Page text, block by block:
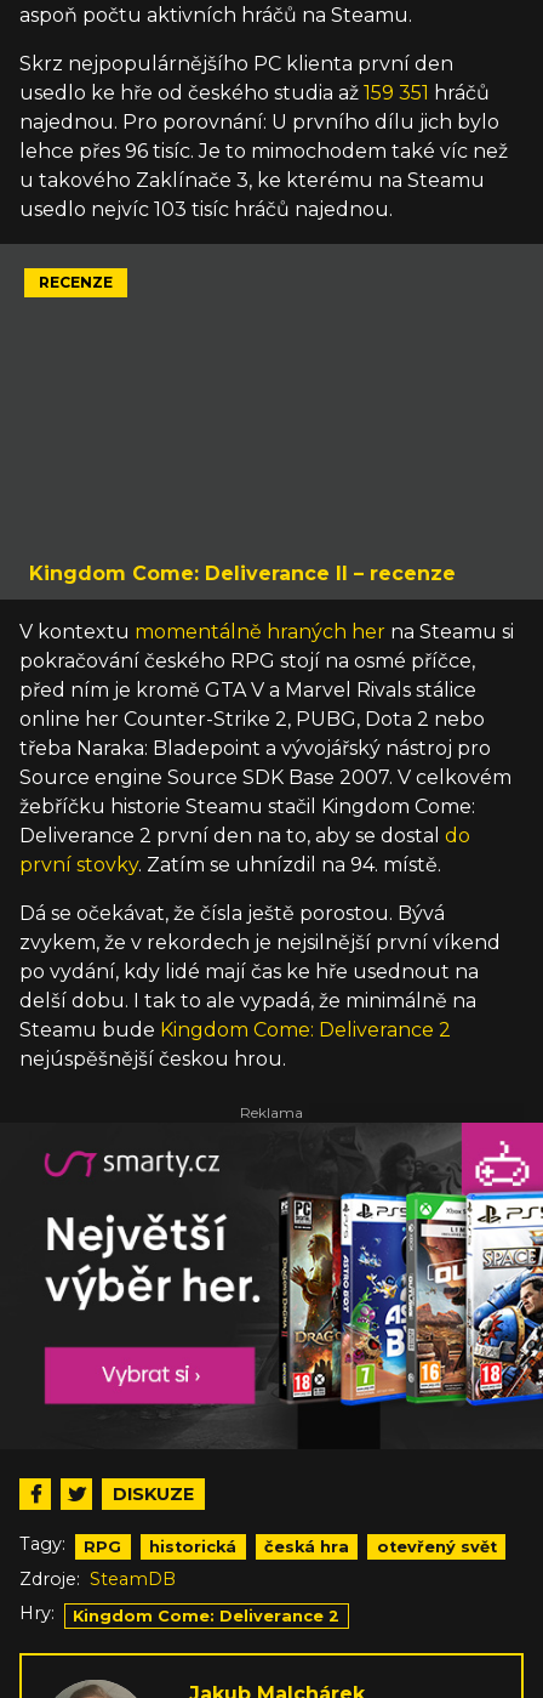
aspoň počtu aktivních hráčů na Steamu.
Skrz nejpopulárnějšího PC klienta první den
usedlo ke hře od českého studia až 159 351 hráčů
najednou. Pro porovnání: U prvního dílu jich bylo
lehce přes 96 tisíc. Je to mimochodem také víc než
u takového Zaklínače 3, ke kterému na Steamu
usedlo nejvíc 103 tisíc hráčů najednou.
RECENZE
Kingdom Come: Deliverance II – recenze
V kontextu momentálně hraných her na Steamu si
pokračování českého RPG stojí na osmé příčce,
před ním je kromě GTA V a Marvel Rivals stálice
online her Counter-Strike 2, PUBG, Dota 2 nebo
třeba Naraka: Bladepoint a vývojářský nástroj pro
Source engine Source SDK Base 2007. V celkovém
žebříčku historie Steamu stačil Kingdom Come:
Deliverance 2 první den na to, aby se dostal do
první stovky. Zatím se uhnízdil na 94. místě.
Dá se očekávat, že čísla ještě porostou. Bývá
zvykem, že v rekordech je nejsilnější první víkend
po vydání, kdy lidé mají čas ke hře usednout na
delší dobu. I tak to ale vypadá, že minimálně na
Steamu bude Kingdom Come: Deliverance 2
nejúspěšnější českou hrou.
DISKUZE
Tagy: RPG historická česká hra otevřený svět
Zdroje: SteamDB
Hry:
Kingdom Come: Deliverance 2